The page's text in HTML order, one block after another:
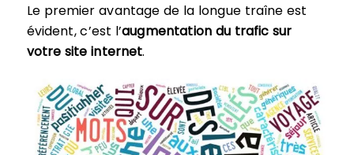
Le premier avantage de la longue traîne est
évident, c’est l’augmentation du trafic sur
votre site internet.